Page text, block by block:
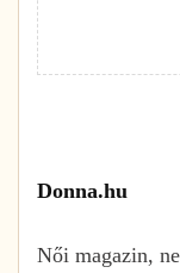
Donna.hu
Női magazin,